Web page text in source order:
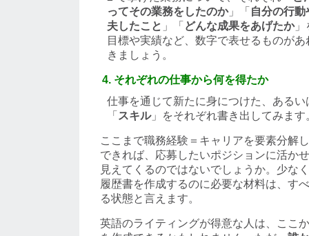
ってその業務をしたのか」「 自分の行
夫したこと 」「 どんな成果をあげたか」
目標や実績など、数字で表せるものが
きましょう。
それぞれの仕事から何を得たか
仕事を通じて新たに身につけた、あるい
「 スキル」をそれぞれ書き出してみます
ここまで職務経験＝キャリアを要素分解
できれば、応募したいポジションに活か
見えてくるのではないでしょうか。少な
履歴書を作成するのに必要な材料は、す
る状態と言えます。
英語のライティングが得意な人は、ここ